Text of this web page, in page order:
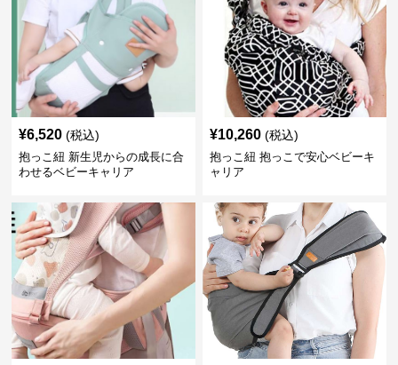
¥6,520 (税込)
抱っこ紐 新生児からの成長に合
わせるベビーキャリア
¥10,260 (税込)
抱っこ紐 抱っこで安心ベビーキ
ャリア